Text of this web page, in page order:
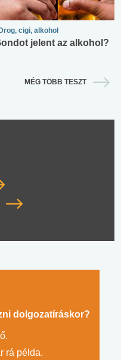
cigi, alkohol
jelent az alkohol?
MÉG TÖBB TESZT
dolgozatíráskor?
rá példa.